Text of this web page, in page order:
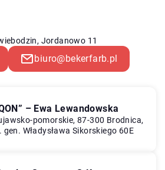
Jordanowo 11
biuro@bekerfarb.pl
– Ewa Lewandowska
pomorskie, 87-300 Brodnica,
gen. Władysława Sikorskiego 60E